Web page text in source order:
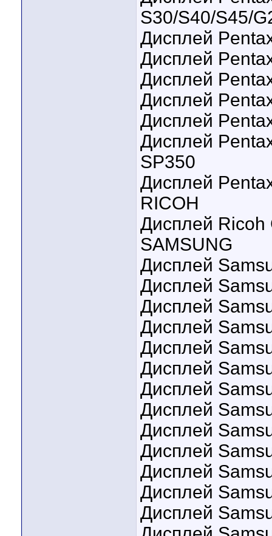
S30/S40/S45/
Дисплей
Дисплей
Дисплей
Дисплей
Дисплей
Дисплей
SP350
Дисплей
RICOH
Дисплей Ricoh
SAMSUNG
Дисплей
Дисплей
Дисплей
Дисплей
Дисплей
Дисплей
Дисплей
Дисплей
Дисплей
Дисплей
Дисплей
Дисплей
Дисплей